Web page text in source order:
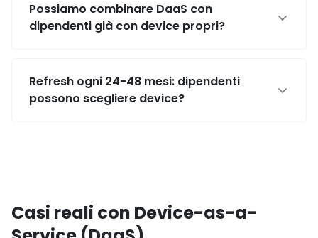
Possiamo combinare DaaS con
dipendenti già con device propri?
Refresh ogni 24-48 mesi: dipendenti
possono scegliere device?
Casi reali con Device-as-a-